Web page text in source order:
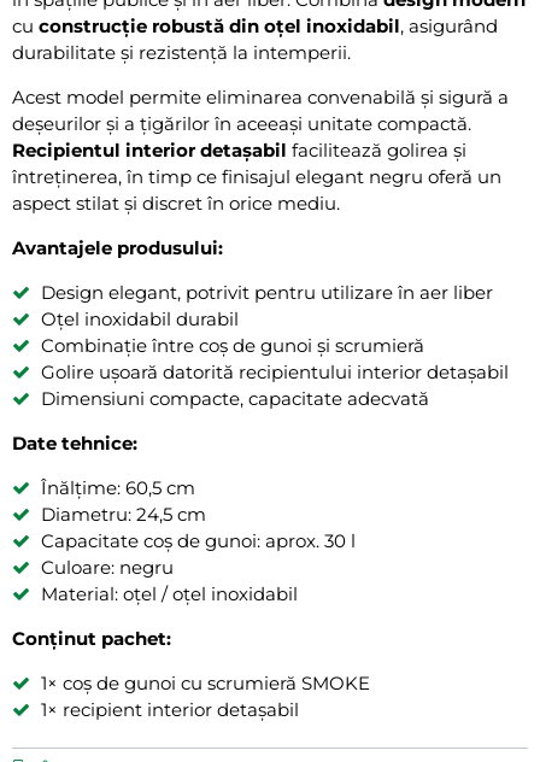
cu construcție robustă din oțel inoxidabil, asigurând
durabilitate și rezistență la intemperii.
Acest model permite eliminarea convenabilă și sigură a
deșeurilor și a țigărilor în aceeași unitate compactă.
Recipientul interior detașabil facilitează golirea și
întreținerea, în timp ce finisajul elegant negru oferă un
aspect stilat și discret în orice mediu.
Avantajele produsului:
Design elegant, potrivit pentru utilizare în aer liber
Oțel inoxidabil durabil
Combinație între coș de gunoi și scrumieră
Golire ușoară datorită recipientului interior detașabil
Dimensiuni compacte, capacitate adecvată
Date tehnice:
Înălțime: 60,5 cm
Diametru: 24,5 cm
Capacitate coș de gunoi: aprox. 30 l
Culoare: negru
Material: oțel / oțel inoxidabil
Conținut pachet:
1× coș de gunoi cu scrumieră SMOKE
1× recipient interior detașabil